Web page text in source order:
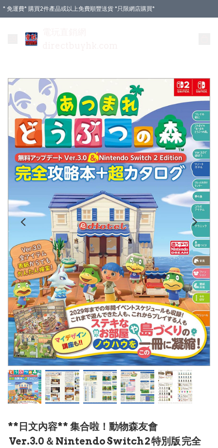
* 免運費* 購買2件產品或以上免費順豐送貨 *只限網店購買*
**日文內容** 集合啦！動物森友會
Ver.3.0 ＆ Nintendo Switch 2 特別版 完全